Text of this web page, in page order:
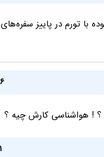
با تورم در پاییز
؟ ! هواشناسی کارش چیه ؟